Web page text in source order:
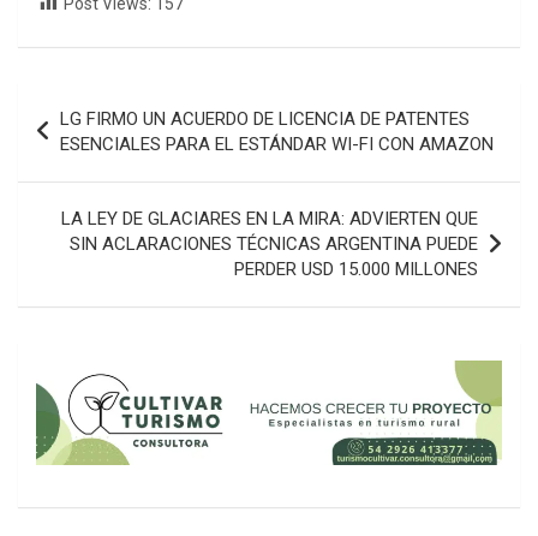
de
entradas
LG FIRMO UN ACUERDO DE LICENCIA DE PATENTES
ESENCIALES PARA EL ESTÁNDAR WI-FI CON AMAZON
LA LEY DE GLACIARES EN LA MIRA: ADVIERTEN QUE
SIN ACLARACIONES TÉCNICAS ARGENTINA PUEDE
PERDER USD 15.000 MILLONES